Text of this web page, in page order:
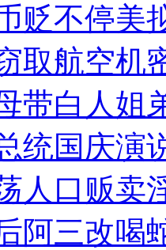
贬不停美
取航空机
带白人姐
统国庆演
人口贩卖
阿三改喝